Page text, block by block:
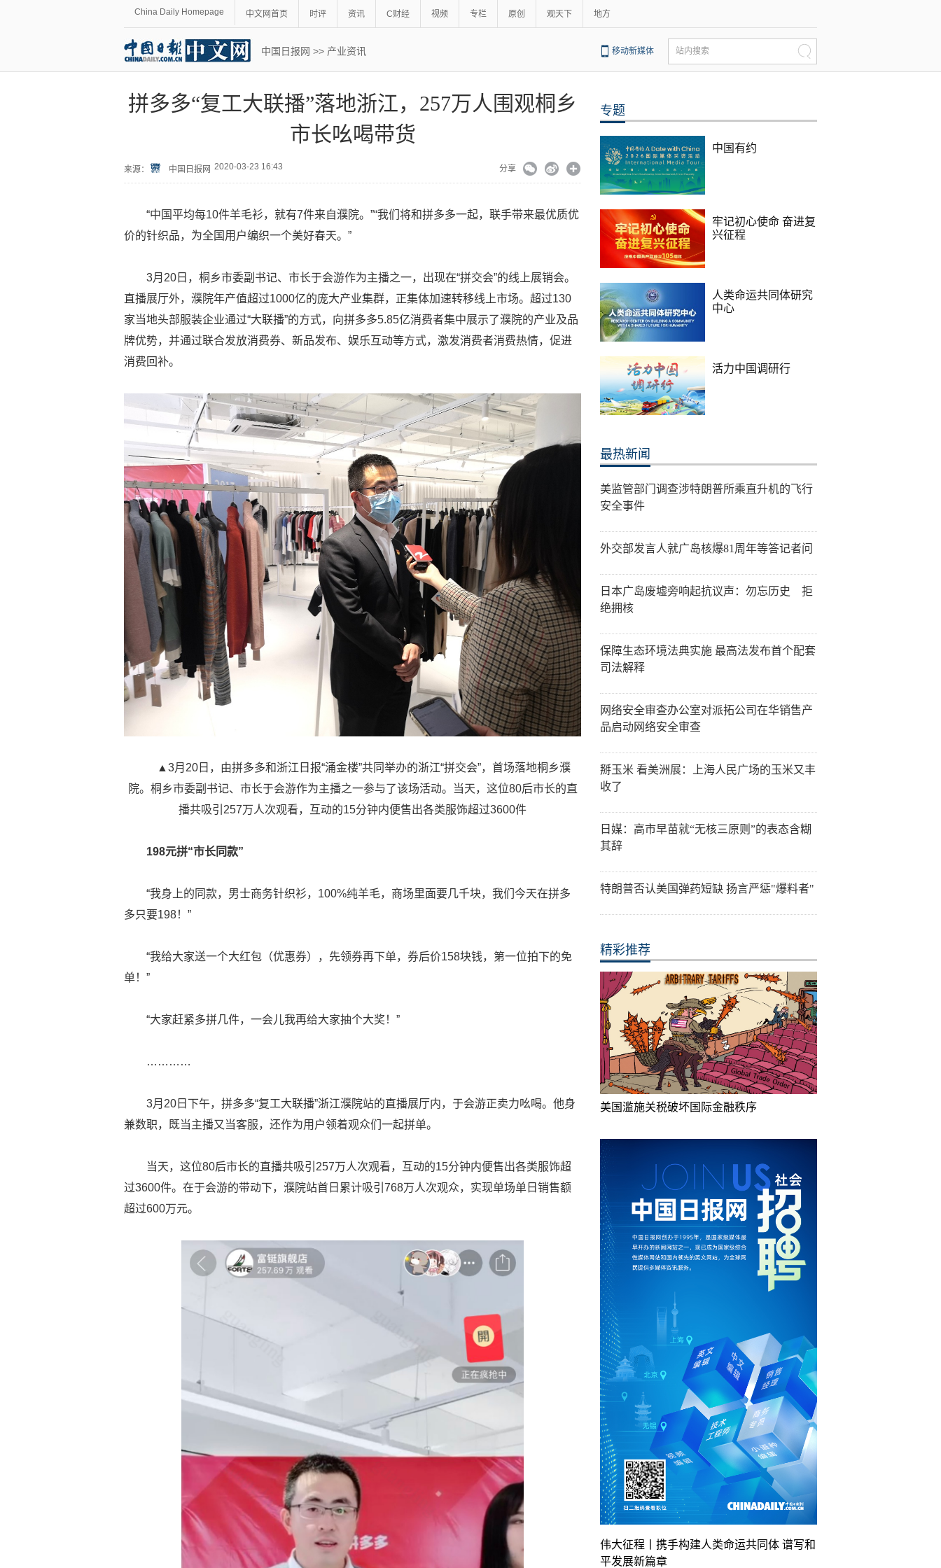
China Daily Homepage 中文网首页 时评 资讯 C财经 视频 专栏 原创 观天下 地方
中国日报网 >> 产业资讯 移动新媒体 站内搜索
拼多多“复工大联播”落地浙江，257万人围观桐乡
市长吆喝带货
来源： 中国日报网 2020-03-23 16:43 分享
“中国平均每10件羊毛衫，就有7件来自濮院。”“我们将和拼多多一起，联手带来最优质优
价的针织品，为全国用户编织一个美好春天。”
3月20日，桐乡市委副书记、市长于会游作为主播之一，出现在“拼交会”的线上展销会。
直播展厅外，濮院年产值超过1000亿的庞大产业集群，正集体加速转移线上市场。超过130
家当地头部服装企业通过“大联播”的方式，向拼多多5.85亿消费者集中展示了濮院的产业及品
牌优势，并通过联合发放消费券、新品发布、娱乐互动等方式，激发消费者消费热情，促进
消费回补。
▲3月20日，由拼多多和浙江日报“涌金楼”共同举办的浙江“拼交会”，首场落地桐乡濮
院。桐乡市委副书记、市长于会游作为主播之一参与了该场活动。当天，这位80后市长的直
播共吸引257万人次观看，互动的15分钟内便售出各类服饰超过3600件
198元拼“市长同款”
“我身上的同款，男士商务针织衫，100%纯羊毛，商场里面要几千块，我们今天在拼多
多只要198！”
“我给大家送一个大红包（优惠券），先领券再下单，券后价158块钱，第一位拍下的免
单！”
“大家赶紧多拼几件，一会儿我再给大家抽个大奖！”
…………
3月20日下午，拼多多“复工大联播”浙江濮院站的直播展厅内，于会游正卖力吆喝。他身
兼数职，既当主播又当客服，还作为用户领着观众们一起拼单。
当天，这位80后市长的直播共吸引257万人次观看，互动的15分钟内便售出各类服饰超
过3600件。在于会游的带动下，濮院站首日累计吸引768万人次观众，实现单场单日销售额
超过600万元。
专题
中国有约
牢记初心使命 奋进复
兴征程
人类命运共同体研究
中心
活力中国调研行
最热新闻
美监管部门调查涉特朗普所乘直升机的飞行
安全事件
外交部发言人就广岛核爆81周年等答记者问
日本广岛废墟旁响起抗议声：勿忘历史 拒
绝拥核
保障生态环境法典实施 最高法发布首个配套
司法解释
网络安全审查办公室对派拓公司在华销售产
品启动网络安全审查
掰玉米 看美洲展：上海人民广场的玉米又丰
收了
日媒：高市早苗就“无核三原则”的表态含糊
其辞
特朗普否认美国弹药短缺 扬言严惩"爆料者"
精彩推荐
美国滥施关税破坏国际金融秩序
伟大征程丨携手构建人类命运共同体 谱写和
平发展新篇章